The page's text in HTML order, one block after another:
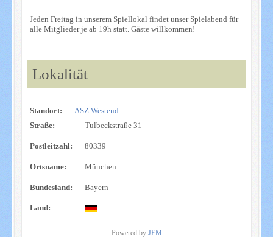
Jeden Freitag in unserem Spiellokal findet unser Spielabend für
alle Mitglieder je ab 19h statt. Gäste willkommen!
Lokalität
Standort:
ASZ Westend
Straße:
Tulbeckstraße 31
Postleitzahl: 80339
Ortsname: München
Bundesland: Bayern
Land:
Powered by JEM